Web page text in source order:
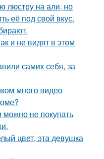
люстру на али, но
её под свой вкус.
и не видят в этом
самих себя, за
много видео
не покупать
цвет, эта девушка